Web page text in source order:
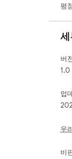
-
-
평
버
1.0
업
우
비